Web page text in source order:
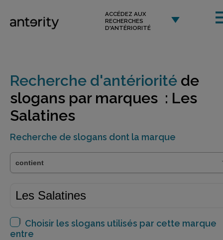
ACCÉDEZ AUX
RECHERCHES
D'ANTÉRIORITÉ
Recherche d'antériorité de
slogans par marques : Les
Salatines
Recherche de slogans dont la marque
Choisir les slogans utilisés par cette marque
entre